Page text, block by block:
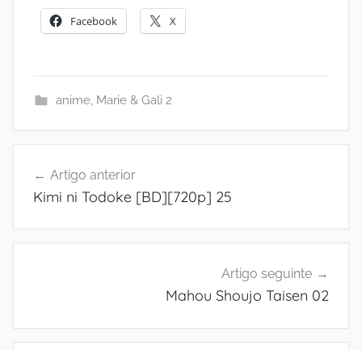
Facebook X
anime, Marie & Gali 2
de
Artigo anterior
Kimi ni Todoke [BD][720p] 25
Artigo seguinte
Mahou Shoujo Taisen 02